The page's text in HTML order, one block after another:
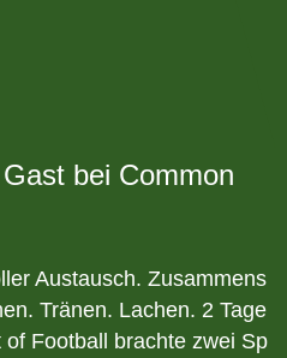
bei Common
Austausch. Zusammens
Tränen. Lachen. 2 Tage
Football brachte zwei Sp